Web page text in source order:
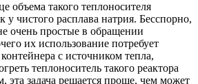
объема такого теплоносителя
у чистого расплава натрия. Бесспорно,
очень простые в обращении
их использование потребует
с источником тепла,
теплоноситель такого реактора
эта задача решается проще, чем может